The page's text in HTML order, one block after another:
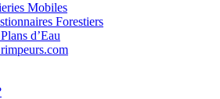
Mobiles
Forestiers
d’Eau